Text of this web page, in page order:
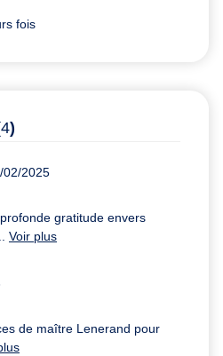
fois
4)
02/2025
gratitude envers
Voir plus
de maître Lenerand pour